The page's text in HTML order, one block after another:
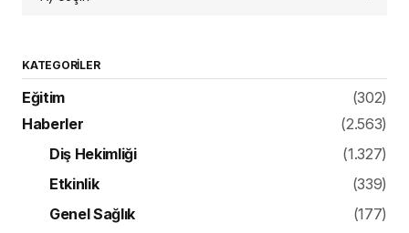
KATEGORILER
Eğitim
(302)
Haberler
(2.563)
Diş Hekimliği
(1.327)
Etkinlik
(339)
Genel Sağlık
(177)